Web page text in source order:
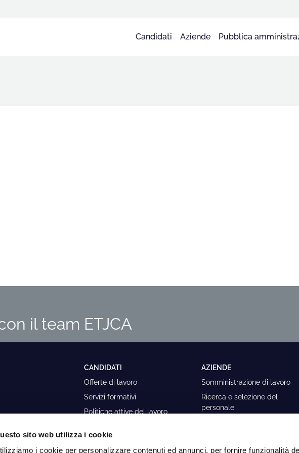
sito web utilizza i cookie
i cookie per personalizzare contenuti ed annunci, per fornire funzionalità
Candidati Aziende Pubblica
il team ETJCA
CANDIDATI
Offerte di lavoro
Servizi formativi
Politiche attive del lavoro
AZIENDE
Somministrazione di lavoro
Ricerca e selezione del
personale